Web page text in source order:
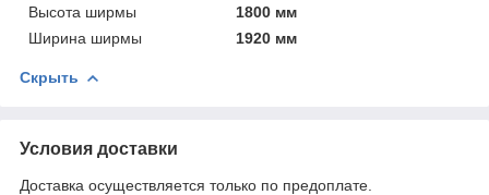
Высота ширмы
1800 мм
Ширина ширмы
1920 мм
Скрыть
Условия доставки
Доставка осуществляется только по предоплате.